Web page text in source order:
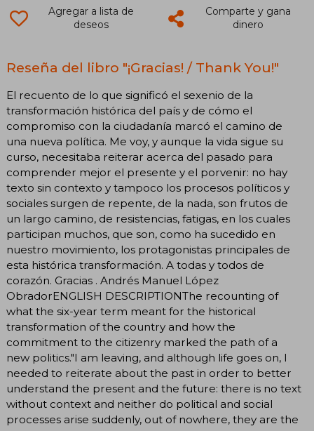
Agregar a lista de
deseos
Comparte y gana
dinero
Reseña del libro "¡Gracias! / Thank You!"
El recuento de lo que significó el sexenio de la
transformación histórica del país y de cómo el
compromiso con la ciudadanía marcó el camino de
una nueva política. Me voy, y aunque la vida sigue su
curso, necesitaba reiterar acerca del pasado para
comprender mejor el presente y el porvenir: no hay
texto sin contexto y tampoco los procesos políticos y
sociales surgen de repente, de la nada, son frutos de
un largo camino, de resistencias, fatigas, en los cuales
participan muchos, que son, como ha sucedido en
nuestro movimiento, los protagonistas principales de
esta histórica transformación. A todas y todos de
corazón. Gracias . Andrés Manuel López
ObradorENGLISH DESCRIPTIONThe recounting of
what the six-year term meant for the historical
transformation of the country and how the
commitment to the citizenry marked the path of a
new politics."I am leaving, and although life goes on, I
needed to reiterate about the past in order to better
understand the present and the future: there is no text
without context and neither do political and social
processes arise suddenly, out of nowhere, they are the